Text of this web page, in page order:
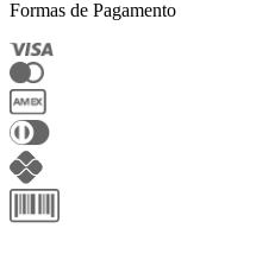
Formas de Pagamento